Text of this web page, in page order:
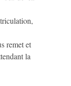
remet et
la